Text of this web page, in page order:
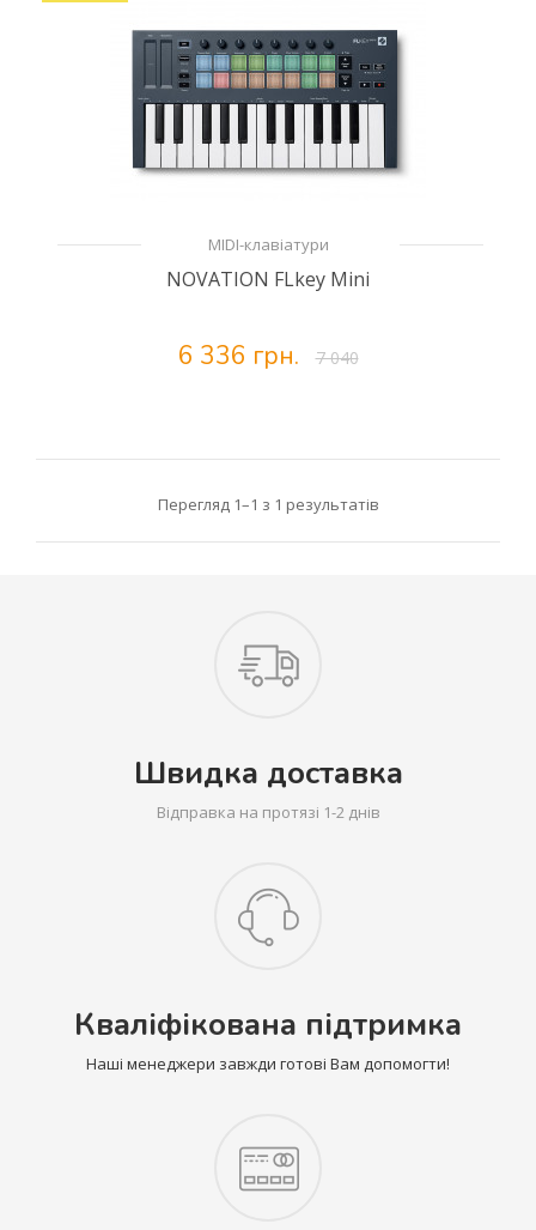
MIDI-клавіатури
NOVATION FLkey Mini
6 336 грн. 7 040
Перегляд 1–1 з 1 результатів
Швидка доставка
Відправка на протязі 1-2 днів
Кваліфікована підтримка
Наші менеджери завжди готові Вам допомогти!